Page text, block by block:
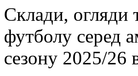
Склади, огляди
футболу серед
сезону 2025/26